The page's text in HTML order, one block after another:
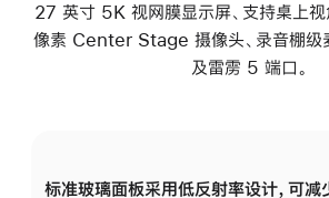
27 英寸 5K 视网膜显示屏、支持桌上
像素 Center Stage 摄像头、录音棚级
及雷雳 5 端口。
标准玻璃面板采用低反射率设计，可减